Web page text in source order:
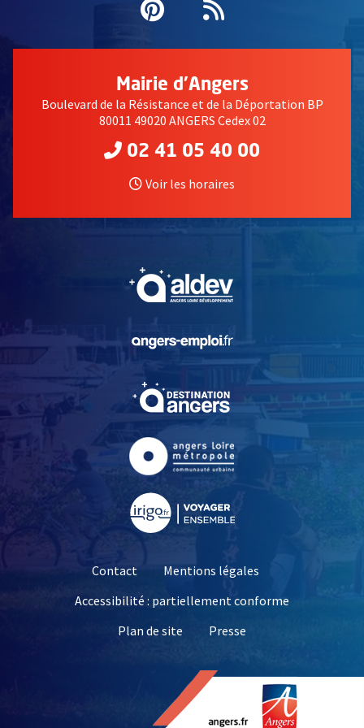
Pinterest
, Ouvre une
Flux RSS
Mairie d'Angers
Boulevard de la Résistance et de la Déportation BP
80011 49020 ANGERS Cedex 02
02 41 05 40 00
Voir les horaires
, Ouvre une nouvelle
, Ouvre une nouvelle
Contact
Mentions légales
Accessibilité : partiellement conforme
Plan de site
Presse